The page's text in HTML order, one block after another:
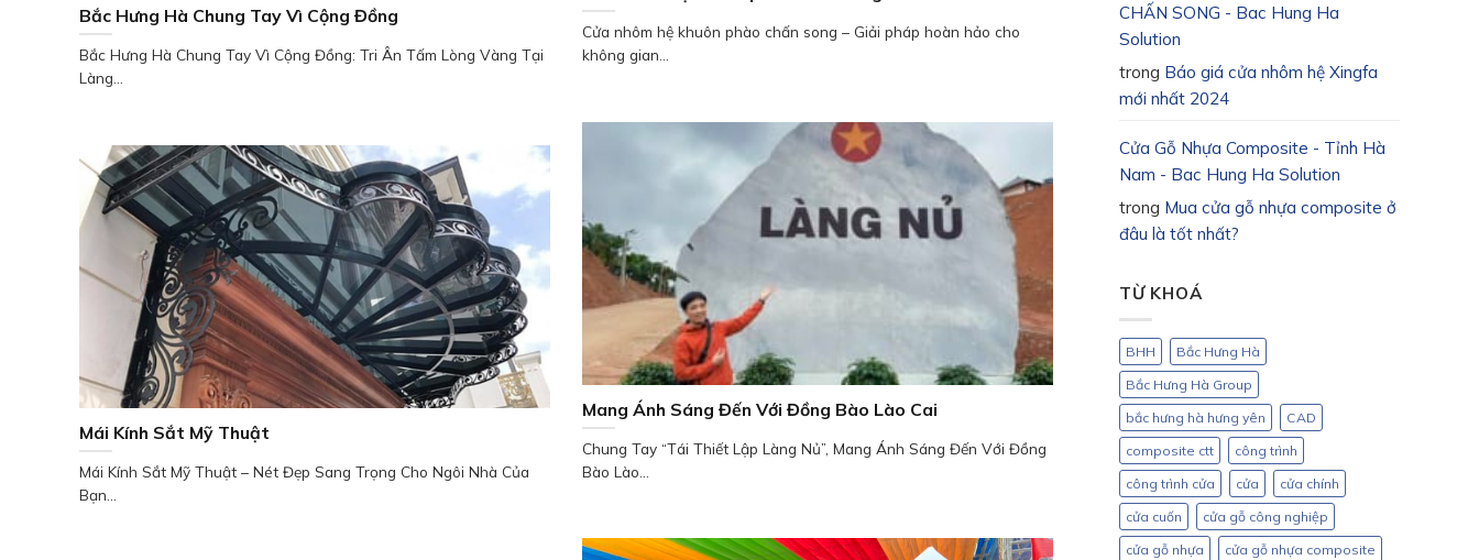
Cửa nhôm hệ khuôn phào chấn song – Giải pháp hoàn hảo cho
không gian...
Bắc Hưng Hà Chung Tay Vì Cộng Đồng
Bắc Hưng Hà Chung Tay Vì Cộng Đồng: Tri Ân Tấm Lòng Vàng Tại
Làng...
Mang Ánh Sáng Đến Với Đồng Bào Lào Cai
Chung Tay “Tái Thiết Lập Làng Nủ”, Mang Ánh Sáng Đến Với Đồng
Bào Lào...
Mái Kính Sắt Mỹ Thuật
Mái Kính Sắt Mỹ Thuật – Nét Đẹp Sang Trọng Cho Ngôi Nhà Của
Bạn...
CHẤN SONG - Bac Hung Ha
Solution
trong Báo giá cửa nhôm hệ Xingfa
mới nhất 2024
Cửa Gỗ Nhựa Composite - Tỉnh Hà
Nam - Bac Hung Ha Solution
trong Mua cửa gỗ nhựa composite ở
đâu là tốt nhất?
TỪ KHOÁ
BHH
Bắc Hưng Hà
Bắc Hưng Hà Group
bắc hưng hà hưng yên
CAD
composite ctt
công trình
công trình cửa
cửa
cửa chính
cửa cuốn
cửa gỗ công nghiệp
cửa gỗ nhựa
cửa gỗ nhựa composite